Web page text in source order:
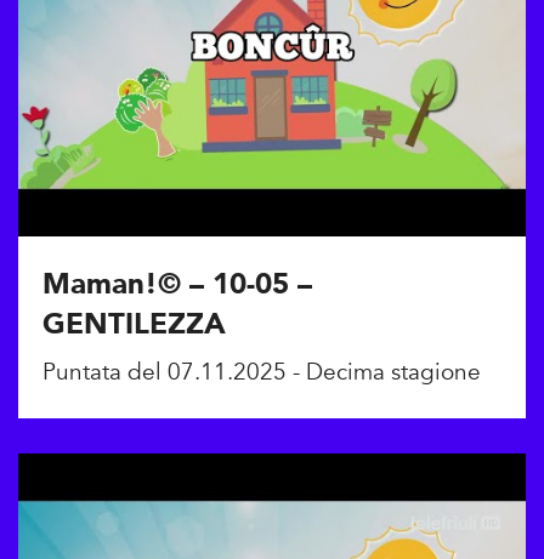
Maman!© – 10-05 –
GENTILEZZA
Puntata del 07.11.2025 - Decima stagione